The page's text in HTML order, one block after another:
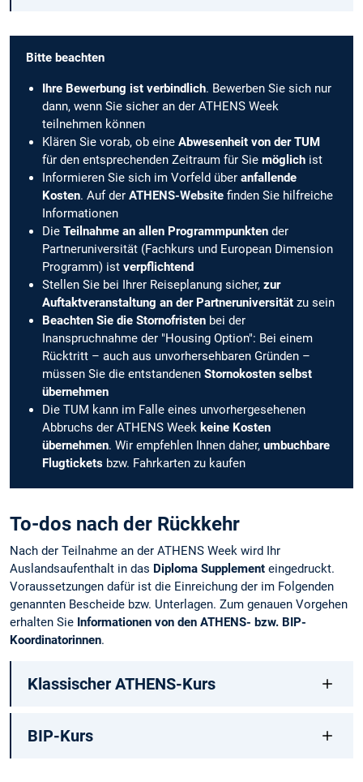
Bitte beachten
Ihre Bewerbung ist verbindlich. Bewerben Sie sich nur
dann, wenn Sie sicher an der ATHENS Week
teilnehmen können
Klären Sie vorab, ob eine Abwesenheit von der TUM
für den entsprechenden Zeitraum für Sie möglich ist
Informieren Sie sich im Vorfeld über anfallende
Kosten. Auf der ATHENS-Website finden Sie hilfreiche
Informationen
Die Teilnahme an allen Programmpunkten der
Partneruniversität (Fachkurs und European Dimension
Programm) ist verpflichtend
Stellen Sie bei Ihrer Reiseplanung sicher, zur
Auftaktveranstaltung an der Partneruniversität zu sein
Beachten Sie die Stornofristen bei der
Inanspruchnahme der "Housing Option": Bei einem
Rücktritt – auch aus unvorhersehbaren Gründen –
müssen Sie die entstandenen Stornokosten selbst
übernehmen
Die TUM kann im Falle eines unvorhergesehenen
Abbruchs der ATHENS Week keine Kosten
übernehmen. Wir empfehlen Ihnen daher, umbuchbare
Flugtickets bzw. Fahrkarten zu kaufen
To-dos nach der Rückkehr
Nach der Teilnahme an der ATHENS Week wird Ihr
Auslandsaufenthalt in das Diploma Supplement eingedruckt.
Voraussetzungen dafür ist die Einreichung der im Folgenden
genannten Bescheide bzw. Unterlagen. Zum genauen Vorgehen
erhalten Sie Informationen von den ATHENS- bzw. BIP-
Koordinatorinnen.
Klassischer ATHENS-Kurs
BIP-Kurs